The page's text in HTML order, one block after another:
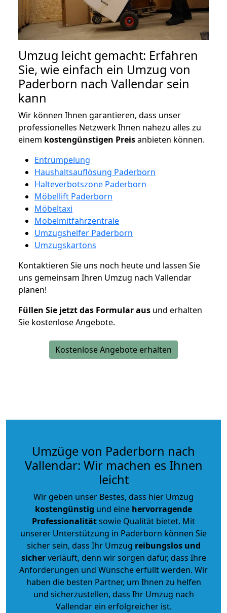
Umzug leicht gemacht: Erfahren
Sie, wie einfach ein Umzug von
Paderborn nach Vallendar sein
kann
Wir können Ihnen garantieren, dass unser
professionelles Netzwerk Ihnen nahezu alles zu
einem kostengünstigen Preisanbieten können.
Entrümpelung
Haushaltsauflösung Paderborn
Halteverbotszone Paderborn
Möbellift Paderborn
Möbeltaxi
Möbelmitfahrzentrale
Umzugshelfer Paderborn
Umzugskartons
Kontaktieren Sie uns noch heute und lassen Sie
uns gemeinsam Ihren Umzug nach Vallendar
planen!
Füllen Sie jetzt das Formular aus und erhalten
Sie kostenlose Angebote.
Kostenlose Angebote erhalten
Umzüge von Paderborn nach
Vallendar: Wir machen es Ihnen
leicht
Wir geben unser Bestes, dass hier Umzug
kostengünstig und eine hervorragende
Professionalitätsowie Qualität bietet. Mit
unserer Unterstützung in Paderborn können Sie
sicher sein, dass Ihr Umzug reibungslos und
sicherverläuft, denn wir sorgen dafür, dass Ihre
Anforderungen und Wünsche erfüllt werden. Wir
haben die besten Partner, um Ihnen zu helfen
und sicherzustellen, dass Ihr Umzug nach
Vallendar ein erfolgreicher ist.